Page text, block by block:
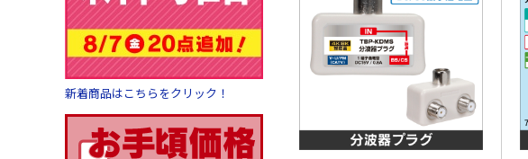
新着商品はこちらをクリック！